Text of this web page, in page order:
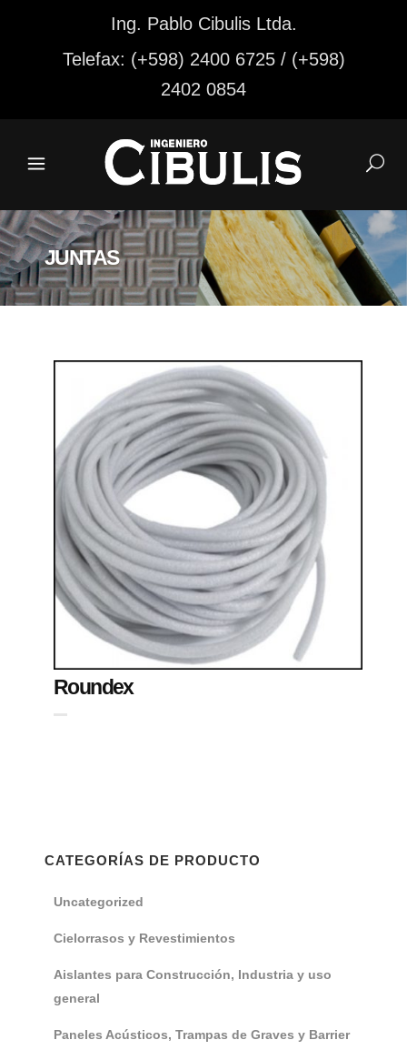
Ing. Pablo Cibulis Ltda.
Telefax: (+598) 2400 6725 / (+598)
2402 0854
JUNTAS
Roundex
CATEGORÍAS DE PRODUCTO
Uncategorized
Cielorrasos y Revestimientos
Aislantes para Construcción, Industria y uso
general
Paneles Acústicos, Trampas de Graves y Barrier